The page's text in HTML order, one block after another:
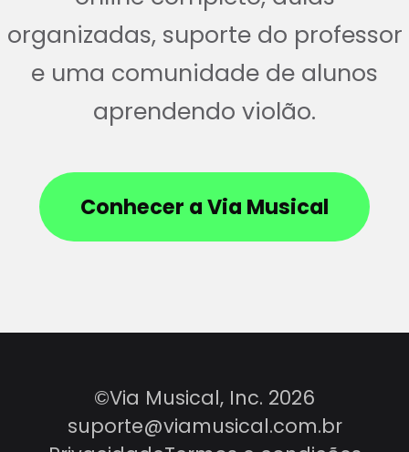
organizadas, suporte do professor
e uma comunidade de alunos
aprendendo violão.
Conhecer a Via Musical
©Via Musical, Inc. 2026
suporte@viamusical.com.br